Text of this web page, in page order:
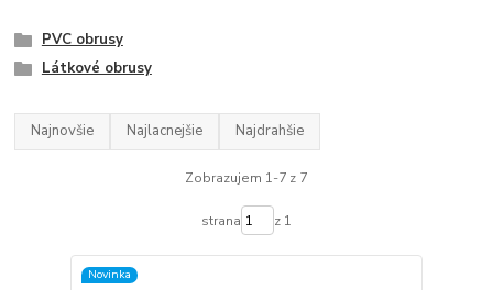
PVC obrusy
Látkové obrusy
Najnovšie Najlacnejšie Najdrahšie
Zobrazujem 1-7 z 7
strana z 1
Novinka